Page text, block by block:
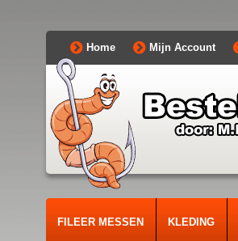
Home Mijn Account
FILEER MESSEN KLEDING